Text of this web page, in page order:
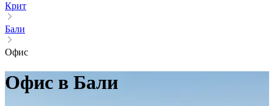
Крит
Бали
Офис
Офис в Бали